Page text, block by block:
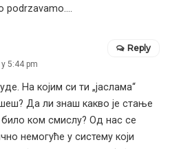
podrzavamo….
5:44 pm
На којим си ти „јаслама“
Да ли знаш какво је стање
било ком смислу? Од нас се
немогуће у систему који
Reply